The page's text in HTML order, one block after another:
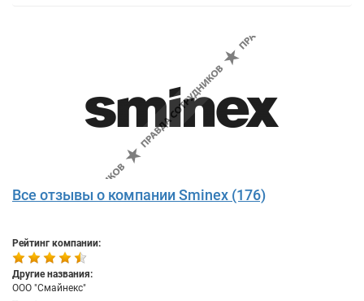
Все отзывы о компании Sminex (176)
Рейтинг компании:
Другие названия:
ООО "Смайнекс"